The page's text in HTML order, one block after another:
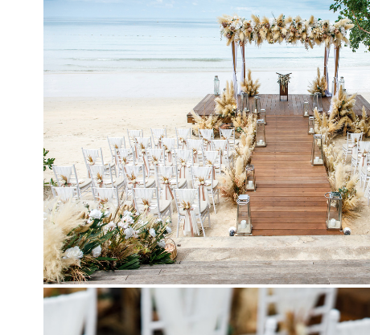
Идеальная геометрия свадебной зоны на побережье Paradee
натурального дерева, песочных оттенков пампасной травы и
создает безупречную эстетику островной роскоши.